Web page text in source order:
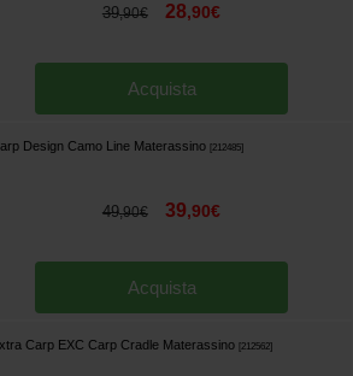
39,90€ 28,90€
Acquista
Design Camo Line Materassino [212485]
49,90€ 39,90€
Acquista
Carp EXC Carp Cradle Materassino [212562]